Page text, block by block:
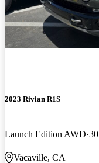
2023 Rivian R1S
Launch Edition AWD
Vacaville, CA